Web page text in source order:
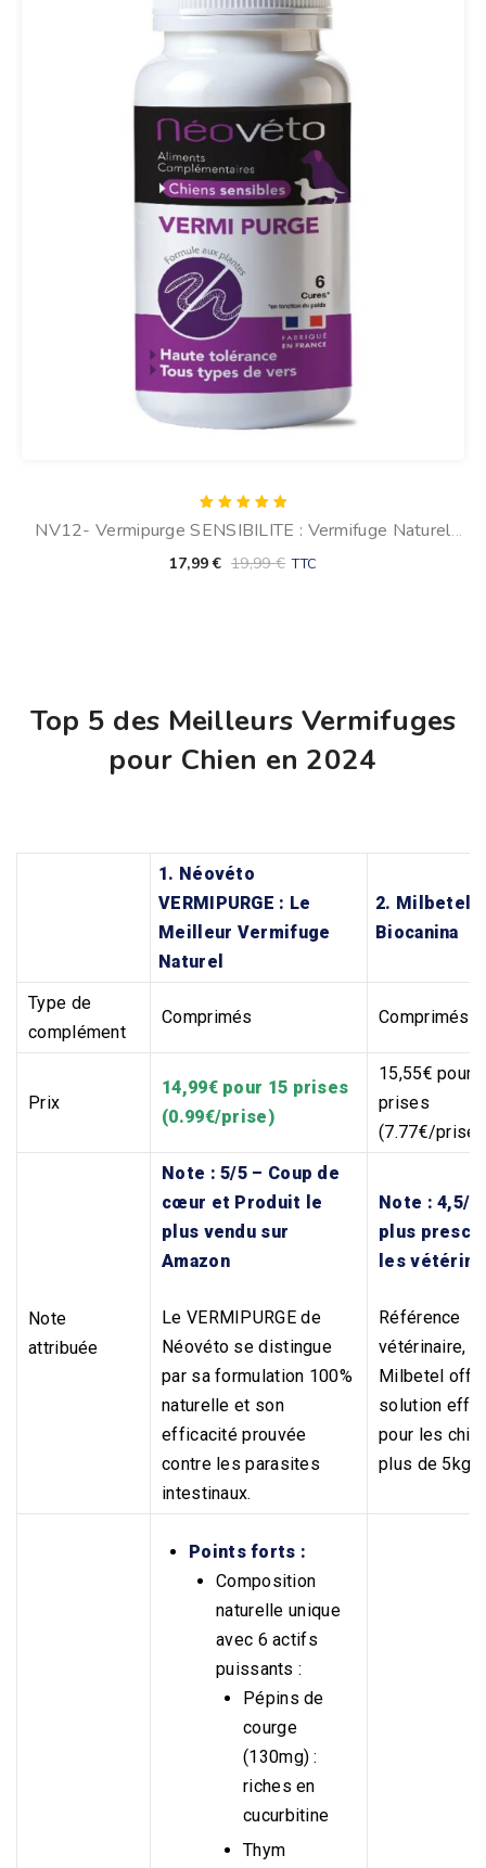
5.00
NV12- Vermipurge SENSIBILITE : Vermifuge Naturel
Pour Chiens Sensibles
17,99€ 19,99€ TTC
Top 5 des Meilleurs Vermifuges
pour Chien en 2024
1. Néovéto
VERMIPURGE : Le
Meilleur Vermifuge
Naturel
2. Milbetel
Biocanina
Type de
complément
Comprimés Comprimés
Prix
14,99€ pour 15 prises
(0.99€/prise)
15,55€ pour 2
prises
(7.77€/prise)
Note
attribuée
Note : 5/5 – Coup de
cœur et Produit le
plus vendu sur
Amazon
Le VERMIPURGE de
Néovéto se distingue
par sa formulation 100%
naturelle et son
efficacité prouvée
contre les parasites
intestinaux.
Note : 4,5/5
plus
les
Référence
vétérinaire,
Milbetel
solution
pour les
plus de 5kg.
Points forts :
Composition
naturelle unique
avec 6 actifs
puissants :
Pépins de
courge
(130mg) :
riches en
cucurbitine
Thym